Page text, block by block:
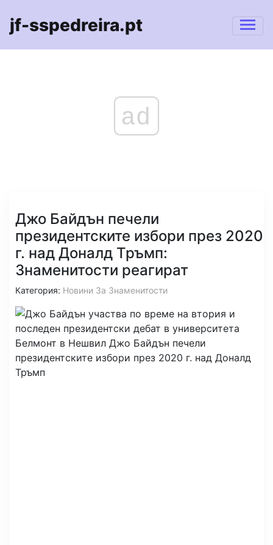
jf-sspedreira.pt
ad
Джо Байдън печели
президентските избори през 2020
г. над Доналд Тръмп:
Знаменитости реагират
Категория: Новини За Знаменитости